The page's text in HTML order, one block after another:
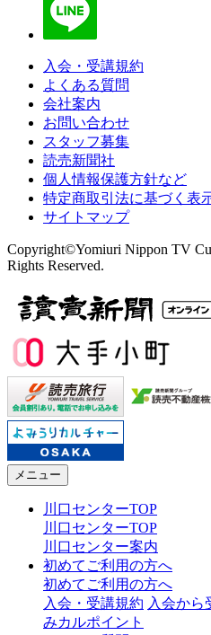
入会・受講規約
よくある質問
会社案内
お問い合わせ
スタッフ募集
読売新聞社
個人情報保護方針など
特定商取引法に基づく表
サイトマップ
Copyright©Yomiuri Nippon TV
Rights Reserved.
メニュー
川口センターTOP
川口センターTOP
川口センター案内
初めてご利用の方へ
初めてご利用の方へ
入会・受講規約 入会から
みカルポイント